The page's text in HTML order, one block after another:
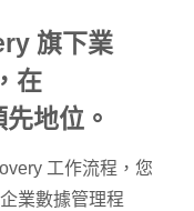
旗下業
在
地位。
工作流程，您
業數據管理程